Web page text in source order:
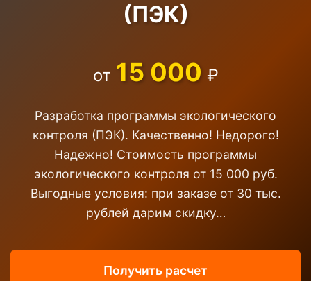
(ПЭК)
от 15 000 ₽
Разработка программы экологического
контроля (ПЭК). Качественно! Недорого!
Надежно! Стоимость программы
экологического контроля от 15 000 руб.
Выгодные условия: при заказе от 30 тыс.
рублей дарим скидку…
Получить расчет